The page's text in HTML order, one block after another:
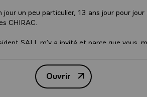
jour un peu particulier, 13 ans jour pour
CHIRAC.
SALL m’y a invité et parce que vous,
avec vous pour voir, et nous avons vu
Ouvrir
Discours du Président